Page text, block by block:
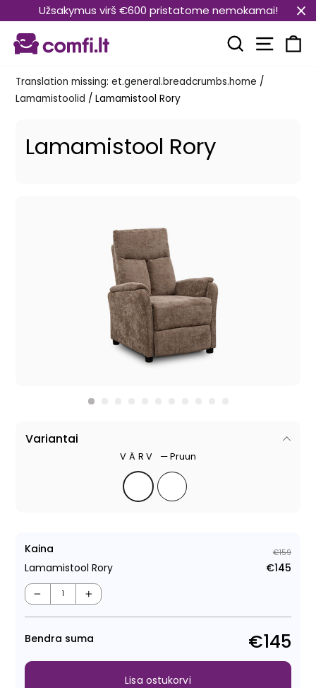
Translation
missing:
et.general.accessibility.skip_to_content
Užsakymus virš €600 pristatome nemokamai!
Translation
Translation missing: et.general.breadcrumbs.home /
Lamamistoolid / Lamamistool Rory
Lamamistool Rory
Variantai
VÄRV —Pruun
Kaina
Lamamistool Rory
€159
€145
− +
Bendra suma €145
Lisa ostukorvi